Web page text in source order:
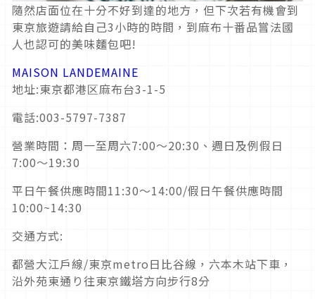
隨然店面位在十分不好到達的地方，但下次若有機會到
東京旅遊請給自己3小時的時間，到麻布十番品嘗法國
人也認可的美味麵包吧!
MAISON LANDEMAINE
地址:東京都港区麻布台3-1-5
電話:003-5797-7387
營業時間：周一至周六7:00～20:30、週日及例假日
7:00～19:30
平日午餐供應時間11:30～14:00/假日午餐供應時間
10:00~14:30
交通方式:
都營大江戶線/東京metro日比谷線，六本木站下車，
沿外苑東通り往東京鐵塔方向步行8分